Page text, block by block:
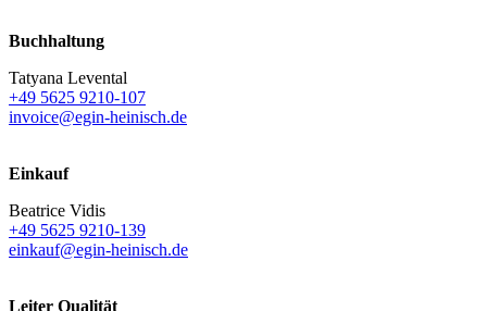
Buchhaltung
Tatyana Levental
+49 5625 9210-107
invoice@egin-heinisch.de
Einkauf
Beatrice Vidis
+49 5625 9210-139
einkauf@egin-heinisch.de
Leiter Qualität